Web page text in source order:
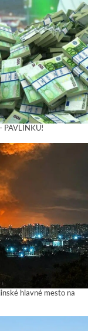
PAVLÍNKU!
hlavné mesto na